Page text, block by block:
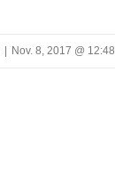
| Nov. 8, 2017 @ 12:48